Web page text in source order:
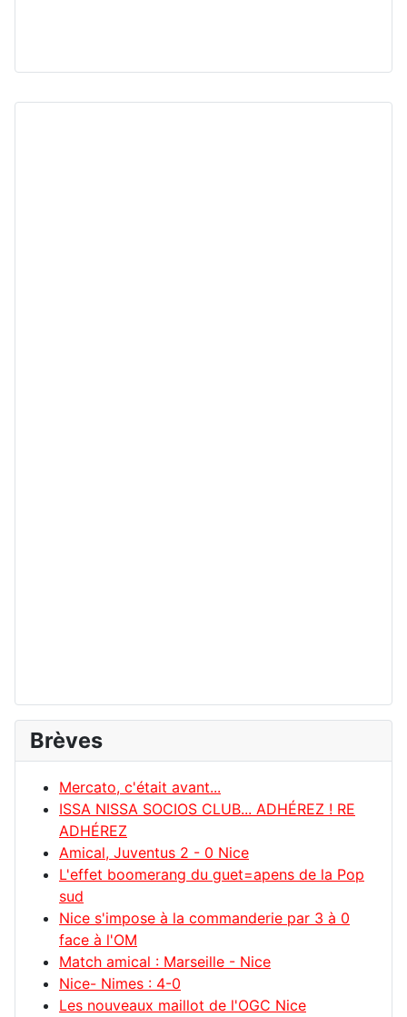
Brèves
Mercato, c'était avant...
ISSA NISSA SOCIOS CLUB... ADHÉREZ ! RE
ADHÉREZ
Amical, Juventus 2 - 0 Nice
L'effet boomerang du guet=apens de la Pop
sud
Nice s'impose à la commanderie par 3 à 0
face à l'OM
Match amical : Marseille - Nice
Nice- Nimes : 4-0
Les nouveaux maillot de l'OGC Nice